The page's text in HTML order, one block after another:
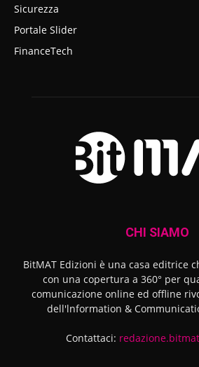
Sicurezza
Portale Slider
FinanceTech
CHI SIAMO
BitMAT Edizioni è una casa editrice
con una copertura a 360° per
comunicazione online ed offline
dell'lnformation &
Contattaci: